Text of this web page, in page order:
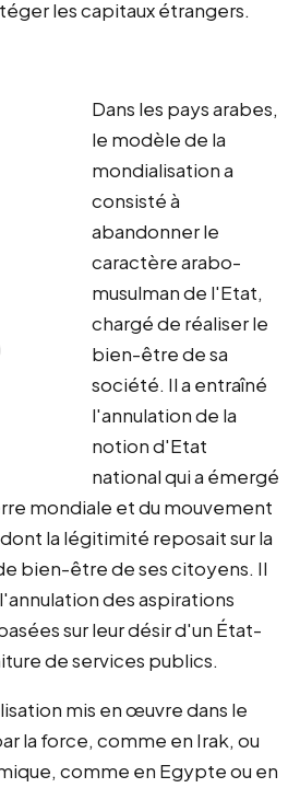
les capitaux étrangers.
Dans les pays arabes,
le modèle de la
mondialisation a
consisté à
abandonner le
caractère arabo-
musulman de l'Etat,
chargé de réaliser le
bien-être de sa
société. Il a entraîné
l'annulation de la
notion d'Etat
national qui a émergé
mondiale et du mouvement
la légitimité reposait sur la
bien-être de ses citoyens. Il
des aspirations
sur leur désir d'un État-
de services publics.
mis en œuvre dans le
la force, comme en Irak, ou
comme en Egypte ou en